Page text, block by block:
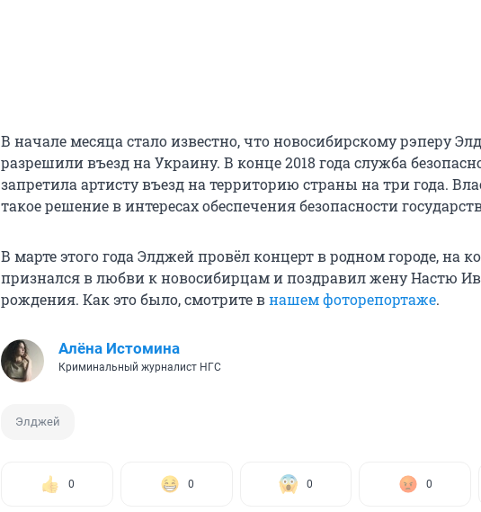
В начале месяца стало известно, что новосибирскому рэперу
разрешили въезд на Украину. В конце 2018 года служба
запретила артисту въезд на территорию страны на три года.
такое решение в интересах обеспечения безопасности
В марте этого года Элджей провёл концерт в родном городе, на
признался в любви к новосибирцам и поздравил жену Настю
рождения. Как это было, смотрите внашем фоторепортаже.
Алёна Истомина
Криминальный журналист НГС
Элджей
0 0 0 0